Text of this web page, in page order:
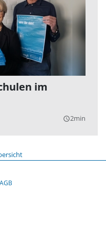
im
query_builder2min
AGB